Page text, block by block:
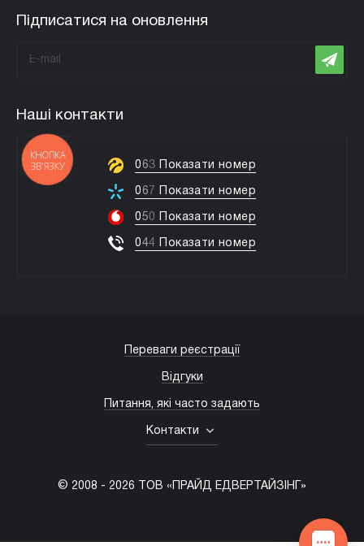
Підписатися на оновлення
Наші контакти
063 Показати номер
06 7 Показати номер
050 Показати номер
044 Показати номер
© 2008 - 2026 ТОВ «ПРАЙД ЕДВЕРТАЙЗІНГ»
Переваги реєстрації
Відгуки
Питання, які часто задають
Контакти
КНОПКА
ЗВ'ЯЗКУ